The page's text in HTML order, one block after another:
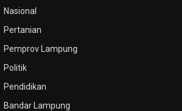
Nasional
Pertanian
Pemprov Lampung
Politik
Pendidikan
Bandar Lampung